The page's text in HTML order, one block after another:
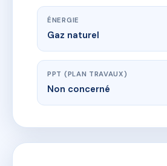
ÉNERGIE
Gaz naturel
PPT (PLAN TRAVAUX)
Non concerné